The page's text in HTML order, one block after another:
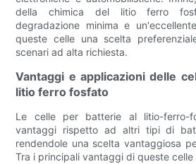
della chimica del litio ferro
degradazione minima e
queste celle una scelta
scenari ad alta richiesta.
Vantaggi e applicazioni delle
litio ferro fosfato
Le celle per batterie al litio-ferro-
vantaggi rispetto ad altri tipi di
rendendole una scelta vantaggiosa
Tra i principali vantaggi di queste